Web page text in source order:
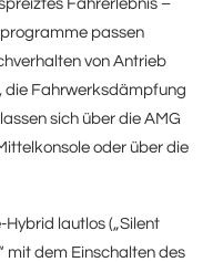
Fahrerlebnis –
passen
von Antrieb
die Fahrwerksdämpfung
sich über die AMG
oder über die
lautlos („Silent
mit dem Einschalten des